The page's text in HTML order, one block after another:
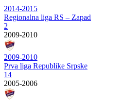
2014-2015
Regionalna liga RS – Zapad
2
2009-2010
2009-2010
Prva liga Republike Srpske
14
2005-2006